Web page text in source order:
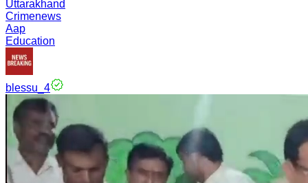
Uttarakhand
Crimenews
Aap
Education
blessu_4